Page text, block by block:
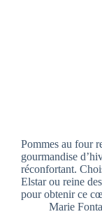
Pommes au four
gourmandise
réconfortant.
Elstar ou reine
pour obtenir ce
Marie